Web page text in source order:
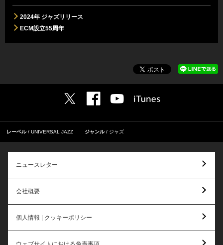
2024年 ジャズリリース
ECM設立55周年
レーベル UNIVERSAL JAZZ ジャンル ジャズ
ニュースレター
会社概要
個人情報 | クッキーポリシー